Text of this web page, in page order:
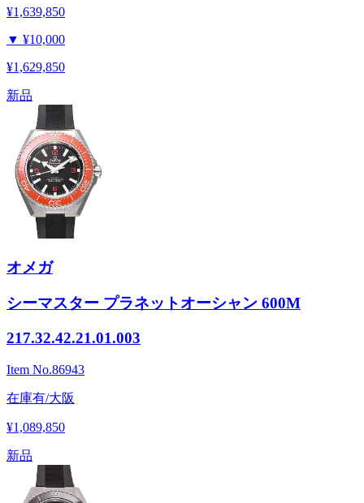
¥1,639,850
▼ ¥10,000
¥1,629,850
新品
オメガ
シーマスター プラネットオーシャン 600M
217.32.42.21.01.003
Item No.86943
在庫有/大阪
¥1,089,850
新品